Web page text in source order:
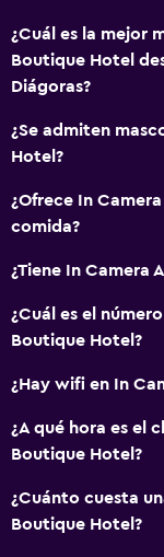
Cocina
Copas
Utensilios de cocina
Cocineta
Microondas
Tetera/cafetera
Tetera
Nevera
Cafetera
Comedor
¿Cuál es la mejor
Boutique Hotel
Diágoras?
¿Se admiten
Hotel?
¿Ofrece In
comida?
¿Tiene In Camera
¿Cuál es el
Boutique Hotel?
¿Hay wifi en In
¿A qué hora es el
Boutique Hotel?
¿Cuánto cuesta
Boutique Hotel?